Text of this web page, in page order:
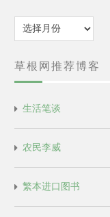
归
档
草根网推荐博客
生活笔谈
农民李威
繁本进口图书